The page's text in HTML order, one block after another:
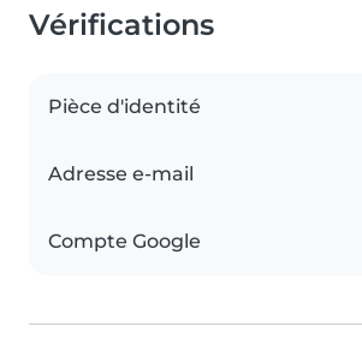
Vérifications
Pièce d'identité
Adresse e-mail
Compte Google